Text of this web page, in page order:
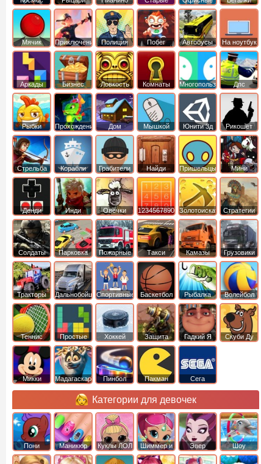
Мячик Приключения Полиция Побег Автобусы На ноутбук
Аркады
Бизнес
симуляторы
Ловкость Комнаты Многопользовательские
Дпс
Рыбки Прохождение Дом Мышкой Юнити 3д Рикошет
Cтрельба
из лука
Корабли Грабители
Найди
выход
Пришельцы Мини
Денди Инди
Овечки
идут домой
1234567890 ЗолотоискательСтратегии
Солдаты
Парковка
машин
Пожарные
машины
Такси Камазы Грузовики
Тракторы ДальнобойщикиСпортивные Баскетбол Рыбалка Волейбол
Теннис Простые Хоккей
Защита
башни
Гадкий Я Скуби Ду
Микки
Мадагаскар Пинбол Пакман Сега
Категории для девочек
Пони
креатор
Маникюр Куклы ЛОЛ
Шиммер и
Шайн
Эвер
Афтер Хай
Шоу
дельфинов